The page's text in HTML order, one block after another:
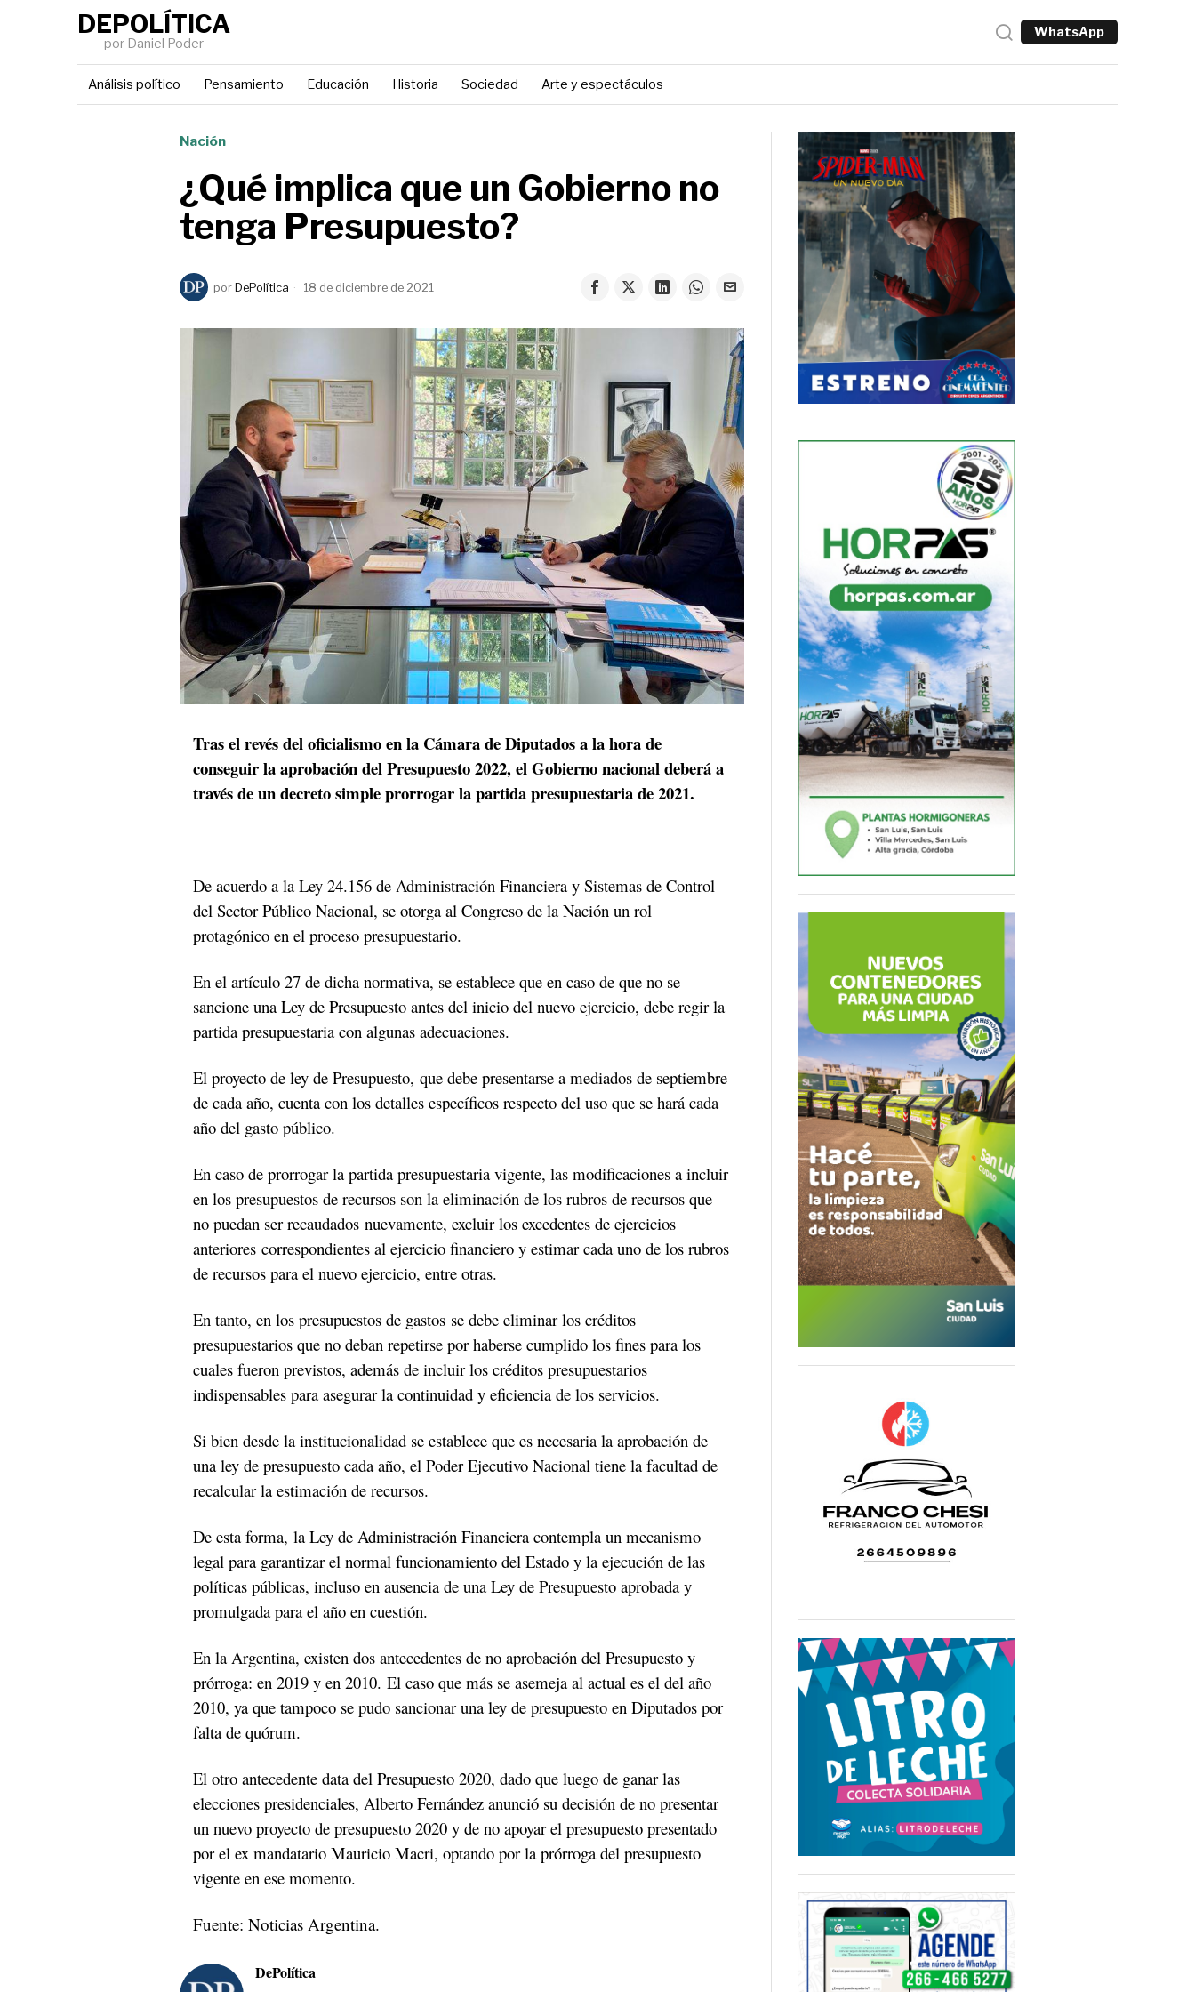
DEPOLÍTICA
por Daniel Poder
WhatsApp
Análisis político Pensamiento Educación Historia Sociedad Arte y espectáculos
Nación
¿Qué implica que un Gobierno no
tenga Presupuesto?
por DePolítica 18 de diciembre de 2021
Tras el revés del oficialismo en la Cámara de Diputados a la hora de
conseguir la aprobación del Presupuesto 2022, el Gobierno nacional deberá a
través de un decreto simple prorrogar la partida presupuestaria de 2021.
De acuerdo a la Ley 24.156 de Administración Financiera y Sistemas de Control
del Sector Público Nacional, se otorga al Congreso de la Nación un rol
protagónico en el proceso presupuestario.
En el artículo 27 de dicha normativa, se establece que en caso de que no se
sancione una Ley de Presupuesto antes del inicio del nuevo ejercicio, debe regir la
partida presupuestaria con algunas adecuaciones.
El proyecto de ley de Presupuesto, que debe presentarse a mediados de septiembre
de cada año, cuenta con los detalles específicos respecto del uso que se hará cada
año del gasto público.
En caso de prorrogar la partida presupuestaria vigente, las modificaciones a incluir
en los presupuestos de recursos son la eliminación de los rubros de recursos que
no puedan ser recaudados nuevamente, excluir los excedentes de ejercicios
anteriores correspondientes al ejercicio financiero y estimar cada uno de los rubros
de recursos para el nuevo ejercicio, entre otras.
En tanto, en los presupuestos de gastos se debe eliminar los créditos
presupuestarios que no deban repetirse por haberse cumplido los fines para los
cuales fueron previstos, además de incluir los créditos presupuestarios
indispensables para asegurar la continuidad y eficiencia de los servicios.
Si bien desde la institucionalidad se establece que es necesaria la aprobación de
una ley de presupuesto cada año, el Poder Ejecutivo Nacional tiene la facultad de
recalcular la estimación de recursos.
De esta forma, la Ley de Administración Financiera contempla un mecanismo
legal para garantizar el normal funcionamiento del Estado y la ejecución de las
políticas públicas, incluso en ausencia de una Ley de Presupuesto aprobada y
promulgada para el año en cuestión.
En la Argentina, existen dos antecedentes de no aprobación del Presupuesto y
prórroga: en 2019 y en 2010. El caso que más se asemeja al actual es el del año
2010, ya que tampoco se pudo sancionar una ley de presupuesto en Diputados por
falta de quórum.
El otro antecedente data del Presupuesto 2020, dado que luego de ganar las
elecciones presidenciales, Alberto Fernández anunció su decisión de no presentar
un nuevo proyecto de presupuesto 2020 y de no apoyar el presupuesto presentado
por el ex mandatario Mauricio Macri, optando por la prórroga del presupuesto
vigente en ese momento.
Fuente: Noticias Argentina.
DePolítica